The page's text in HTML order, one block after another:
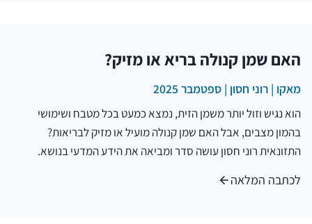
האם שמן קנולה בריא או מזיק?
מאקו | רוני חסון | ספטמבר 2025
הוא נגיש וזול יותר משמן הזית, נמצא כמעט בכל מטבח ושימושי
בהמון מצבים, אבל האם שמן קנולה מועיל או מזיק לבריאות?
התזונאית רוני חסון עושה סדר ומביאה את הידע המדעי בנושא.
לכתבה המלאה